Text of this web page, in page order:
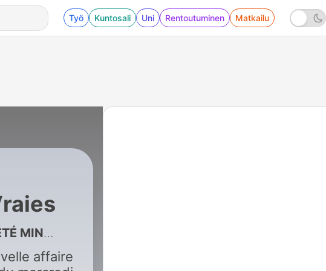
Työ Kuntosali Uni Rentoutuminen Matkailu
Arsène Lupin en prison
affaire